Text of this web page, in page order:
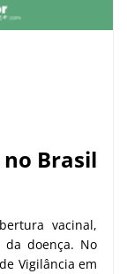
Brasil
vacinal,
doença. No
Vigilância em